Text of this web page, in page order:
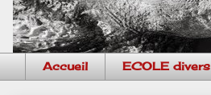
Accueil ECOLE divers